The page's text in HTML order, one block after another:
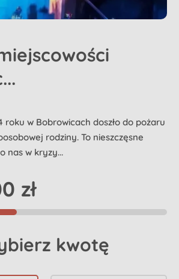
roku w Bobrowicach doszło do pożaru
rodziny. To nieszczęsne
nas w kryzy...
zł
kwotę